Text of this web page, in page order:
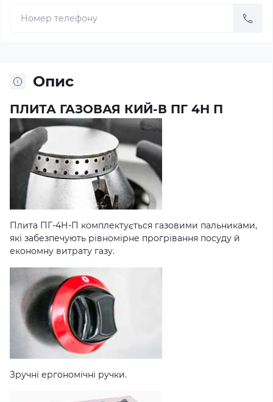
Опис
ПЛИТА ГАЗОВАЯ КИЙ-В ПГ 4Н П
Плита ПГ-4Н-П комплектується газовими пальниками,
які забезпечують рівномірне прогрівання посуду й
економну витрату газу.
Зручні ергономічні ручки.